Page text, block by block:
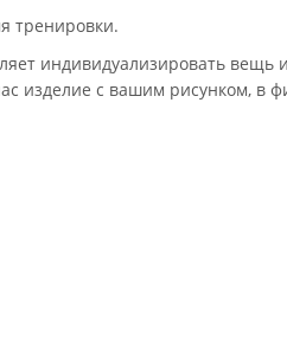
тренировки.
индивидуализировать вещь
изделие с вашим рисунком, в